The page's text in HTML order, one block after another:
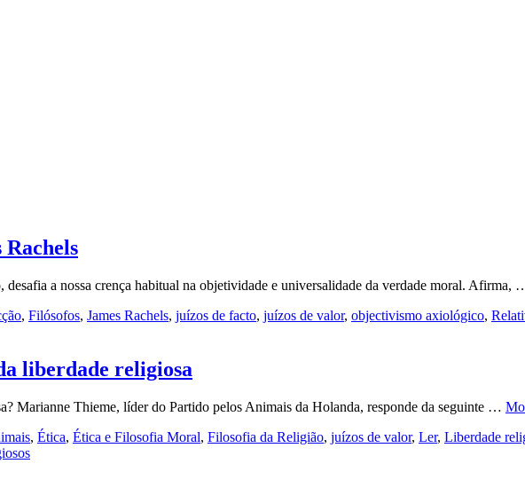
a nossa crença habitual na objetividade e universalidade da verdade moral. Afirma,
, Filósofos, James Rachels, juízos de facto, juízos de valor, objectivismo axiológico,
liberdade religiosa
Marianne Thieme, líder do Partido pelos Animais da Holanda, responde da seguinte …
, Ética, Ética e Filosofia Moral, Filosofia da Religião, juízos de valor, Ler, Liberdade